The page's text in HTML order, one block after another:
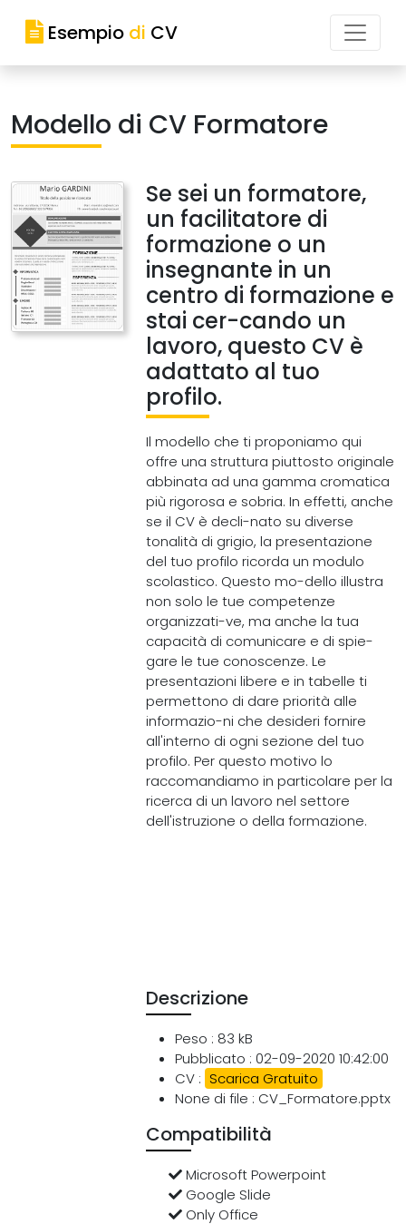
Esempio di CV
Modello di CV Formatore
Se sei un formatore,
un facilitatore di
formazione o un
insegnante in un
centro di formazione e
stai cer-cando un
lavoro, questo CV è
adattato al tuo
profilo.
Il modello che ti proponiamo qui
offre una struttura piuttosto originale
abbinata ad una gamma cromatica
più rigorosa e sobria. In effetti, anche
se il CV è decli-nato su diverse
tonalità di grigio, la presentazione
del tuo profilo ricorda un modulo
scolastico. Questo mo-dello illustra
non solo le tue competenze
organizzati-ve, ma anche la tua
capacità di comunicare e di spie-
gare le tue conoscenze. Le
presentazioni libere e in tabelle ti
permettono di dare priorità alle
informazio-ni che desideri fornire
all'interno di ogni sezione del tuo
profilo. Per questo motivo lo
raccomandiamo in particolare per la
ricerca di un lavoro nel settore
dell'istruzione o della formazione.
Descrizione
Peso : 83 kB
Pubblicato : 02-09-2020 10:42:00
CV : Scarica Gratuito
None di file : CV_Formatore.pptx
Compatibilità
Microsoft Powerpoint
Google Slide
Only Office